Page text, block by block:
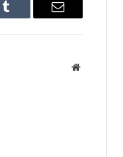
Tumblr Имэйл
Вэбсайт